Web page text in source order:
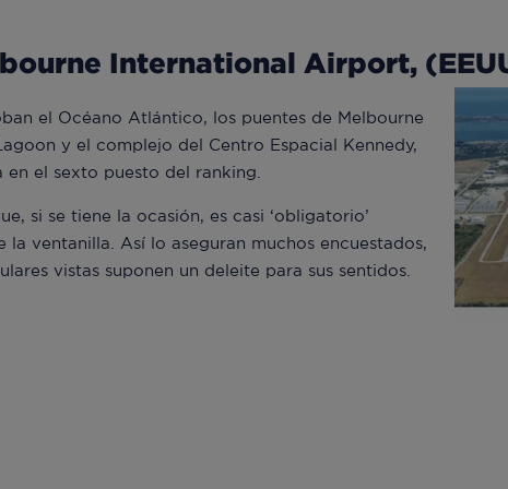
International Airport,
el Océano Atlántico, los puentes de Melbourne
y el complejo del Centro Espacial Kennedy,
el sexto puesto del ranking.
si se tiene la ocasión, es casi ‘obligatorio’
la ventanilla. Así lo aseguran muchos encuestados,
vistas suponen un deleite para sus sentidos.